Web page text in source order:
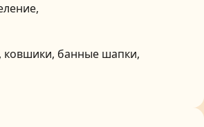
ковшики, банные шапки,